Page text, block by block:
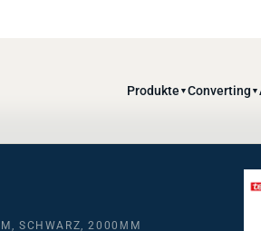
SCHWARZ, 2000ΜM